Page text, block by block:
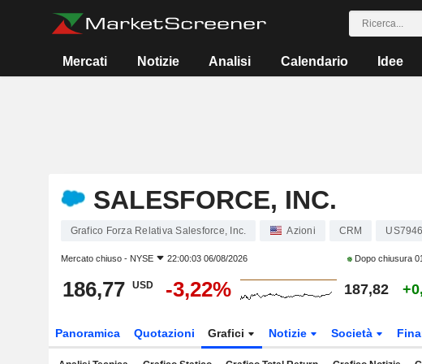
Mercati Notizie Analisi Calendario Idee
SALESFORCE, INC.
Grafico Forza Relativa Salesforce, Inc. Azioni CRM
Mercato chiuso - NYSE 22:00:03 06/08/2026 Dopo chiusura
186,77 USD -3,22% 187,82
Panoramica Quotazioni Grafici Notizie Società